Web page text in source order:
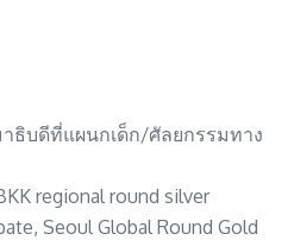
ธิบดีที่แผนกเด็ก/ศัลยกรรมทาง
regional round silver
Seoul Global Round Gold